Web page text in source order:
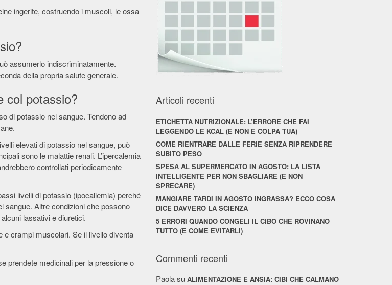
ingerite, costruendo i muscoli, le ossa
assumerlo indiscriminatamente.
della propria salute generale.
col potassio?
di potassio nel sangue. Tendono ad
elevati di potassio nel sangue, può
sono le malattie renali. L’ipercalemia
controllati periodicamente
livelli di potassio (ipocaliemia) perché
sangue. Altre condizioni che possono
lassativi e diuretici.
crampi muscolari. Se il livello diventa
prendete medicinali per la pressione o
Articoli recenti
ETICHETTA NUTRIZIONALE: L’ERRORE CHE FAI
LEGGENDO LE KCAL (E NON È COLPA TUA)
COME RIENTRARE DALLE FERIE SENZA RIPRENDERE
SUBITO PESO
SPESA AL SUPERMERCATO IN AGOSTO: LA LISTA
INTELLIGENTE PER NON SBAGLIARE (E NON
SPRECARE)
MANGIARE TARDI IN AGOSTO INGRASSA? ECCO COSA
DICE DAVVERO LA SCIENZA
5 ERRORI QUANDO CONGELI IL CIBO CHE ROVINANO
TUTTO (E COME EVITARLI)
Commenti recenti
Paolasu ALIMENTAZIONE E ANSIA: CIBI CHE CALMANO